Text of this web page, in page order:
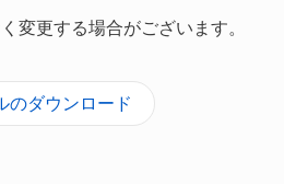
変更する場合がございます。
のダウンロード